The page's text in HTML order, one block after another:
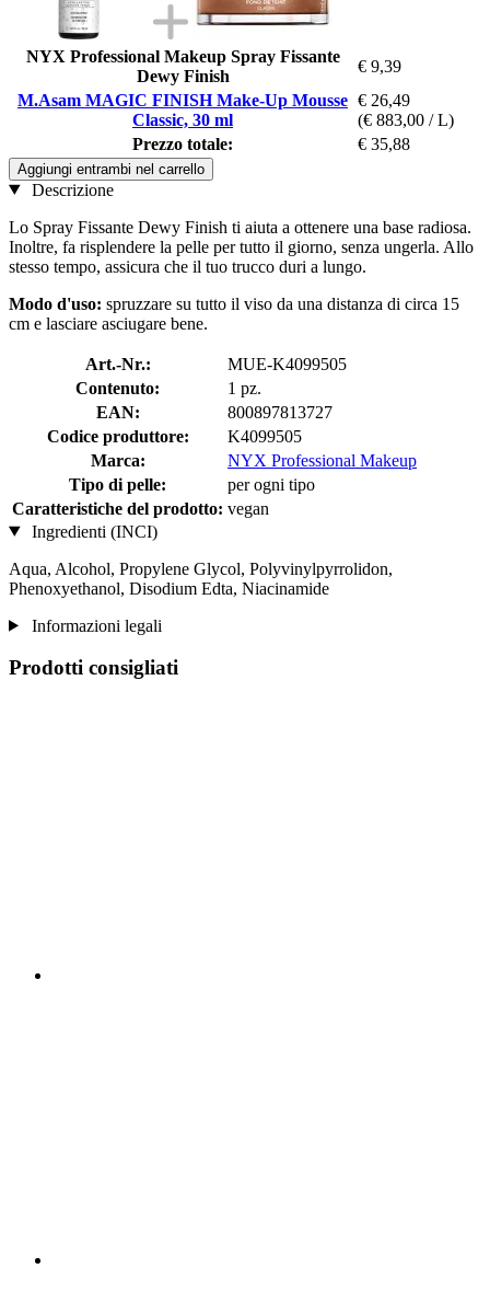
NYX Professional Makeup Spray Fissante
Dewy Finish
€ 9,39
M.Asam MAGIC FINISH Make-Up Mousse
Classic, 30 ml
€ 26,49
(€ 883,00 / L)
Prezzo totale:
€ 35,88
Aggiungi entrambi nel carrello
Descrizione
Lo Spray Fissante Dewy Finish ti aiuta a ottenere una base radiosa.
Inoltre, fa risplendere la pelle per tutto il giorno, senza ungerla. Allo
stesso tempo, assicura che il tuo trucco duri a lungo.
Modo d'uso: spruzzare su tutto il viso da una distanza di circa 15
cm e lasciare asciugare bene.
Art.-Nr.:
MUE-K4099505
Contenuto:
1 pz.
EAN:
800897813727
Codice produttore:
K4099505
Marca:
NYX Professional Makeup
Tipo di pelle:
per ogni tipo
Caratteristiche del prodotto: vegan
Ingredienti (INCI)
Aqua, Alcohol, Propylene Glycol, Polyvinylpyrrolidon,
Phenoxyethanol, Disodium Edta, Niacinamide
Informazioni legali
Prodotti consigliati